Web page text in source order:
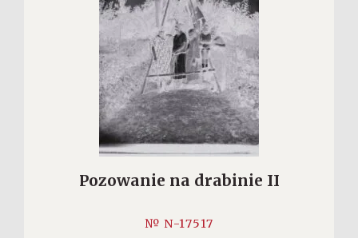
Pozowanie na drabinie II
№ N-17517